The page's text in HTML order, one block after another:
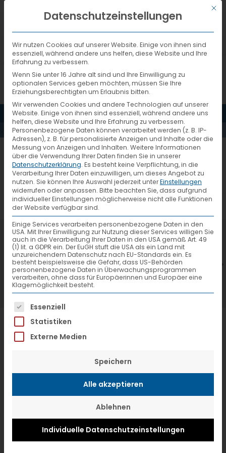
DEUTSCH
MENÜ
VTL HALLE,
INNENANSICHT
7. Juli 2026
VTL hat neuen Aufsichtsrat gewählt
Mit
Datenschutzeinstellungen
Wir nutzen Cookies auf unserer Website. Einige von ihnen sind
essenziell, während andere uns helfen, diese Website und Ihre
Erfahrung zu verbessern.
Wenn Sie unter 16 Jahre alt sind und Ihre Einwilligung zu
optionalen Services geben möchten, müssen Sie Ihre
Erziehungsberechtigten um Erlaubnis bitten.
Wir verwenden Cookies und andere Technologien auf unserer
Website. Einige von ihnen sind essenziell, während andere uns
helfen, diese Website und Ihre Erfahrung zu verbessern.
Personenbezogene Daten können verarbeitet werden (z. B. IP-
Adressen), z. B. für personalisierte Anzeigen und Inhalte oder die
Messung von Anzeigen und Inhalten. Weitere Informationen
über die Verwendung Ihrer Daten finden Sie in unserer
Datenschutzerklärung. Es besteht keine Verpflichtung, in die
Verarbeitung Ihrer Daten einzuwilligen, um dieses Angebot zu
nutzen. Sie können Ihre Auswahl jederzeit unterEinstellungen
widerrufen oder anpassen. Bitte beachten Sie, dass aufgrund
individueller Einstellungen möglicherweise nicht alle Funktionen
der Website verfügbar sind.
Einige Services verarbeiten personenbezogene Daten in den
USA. Mit Ihrer Einwilligung zur Nutzung dieser Services willigen Sie
auch in die Verarbeitung Ihrer Daten in den USA gemäß Art. 49
(1) lit. a GDPR ein. Der EuGH stuft die USA als ein Land mit
unzureichendem Datenschutz nach EU-Standards ein. Es
besteht beispielsweise die Gefahr, dass US-Behörden
personenbezogene Daten in Überwachungsprogrammen
verarbeiten, ohne dass für Europäerinnen und Europäer eine
Klagemöglichkeit besteht.
Es folgt eine Liste der Service-Gruppen,
Essenziell
Statistiken
Externe Medien
Speichern
Alle akzeptieren
Ablehnen
Individuelle Datenschutzeinstellungen